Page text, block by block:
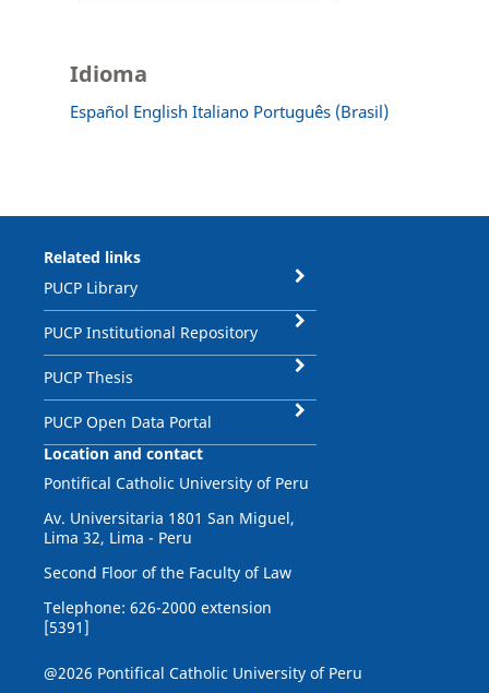
Idioma
Español English Italiano Português (Brasil)
Related links
PUCP Library
PUCP Institutional Repository
PUCP Thesis
PUCP Open Data Portal
Location and contact
Pontifical Catholic University of Peru
Av. Universitaria 1801 San Miguel,
Lima 32, Lima - Peru
Second Floor of the Faculty of Law
Telephone: 626-2000 extension
[5391]
@2026 Pontifical Catholic University of Peru